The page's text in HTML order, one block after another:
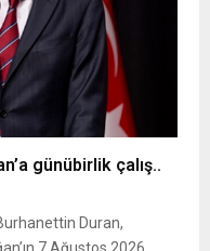
günübirlik çalış..
Duran,
7 Ağustos 2026